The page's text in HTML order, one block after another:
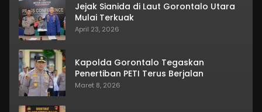
Jejak Sianida di Laut Gorontalo Utara
Mulai Terkuak
April 23, 2026
Kapolda Gorontalo Tegaskan
Penertiban PETI Terus Berjalan
Maret 8, 2026